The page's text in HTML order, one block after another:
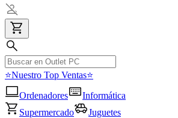
⭐Nuestro Top Ventas⭐
Ordenadores
Informática
Supermercado
Juguetes